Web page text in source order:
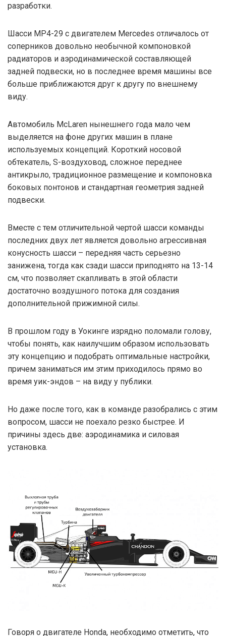
разработки.
Шасси MP4-29 с двигателем Mercedes отличалось от
соперников довольно необычной компоновкой
радиаторов и аэродинамической составляющей
задней подвески, но в последнее время машины все
больше приближаются друг к другу по внешнему
виду.
Автомобиль McLaren нынешнего года мало чем
выделяется на фоне других машин в плане
используемых концепций. Короткий носовой
обтекатель, S-воздуховод, сложное переднее
антикрыло, традиционное размещение и компоновка
боковых понтонов и стандартная геометрия задней
подвески.
Вместе с тем отличительной чертой шасси команды
последних двух лет является довольно агрессивная
конусность шасси – передняя часть серьезно
занижена, тогда как сзади шасси приподнято на 13-14
см, что позволяет скапливать в этой области
достаточно воздушного потока для создания
дополнительной прижимной силы.
В прошлом году в Уокинге изрядно поломали голову,
чтобы понять, как наилучшим образом использовать
эту концепцию и подобрать оптимальные настройки,
причем заниматься им этим приходилось прямо во
время уик-эндов – на виду у публики.
Но даже после того, как в команде разобрались с этим
вопросом, шасси не поехало резко быстрее. И
причины здесь две: аэродинамика и силовая
установка.
Говоря о двигателе Honda, необходимо отметить, что